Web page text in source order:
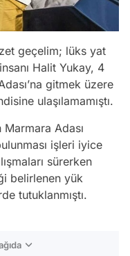
geçelim; lüks yat
Halit Yukay, 4
gitmek üzere
ulaşılamamıştı.
Marmara Adası
işleri iyice
sürerken
belirlenen yük
tutuklanmıştı.